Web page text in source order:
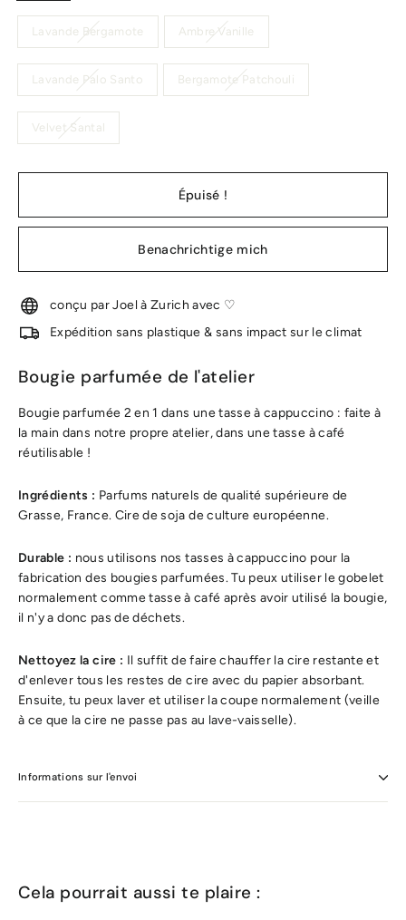
Lavande Bergamote Ambre Vanille
Lavande Palo Santo Bergamote Patchouli
Velvet Santal
Épuisé !
Benachrichtige mich
conçu par Joel à Zurich avec ♡
Expédition sans plastique & sans impact sur le climat
Bougie parfumée de l'atelier
Bougie parfumée 2 en 1 dans une tasse à cappuccino : faite à
la main dans notre propre atelier, dans une tasse à café
réutilisable !
Ingrédients : Parfums naturels de qualité supérieure de
Grasse, France. Cire de soja de culture européenne.
Durable : nous utilisons nos tasses à cappuccino pour la
fabrication des bougies parfumées. Tu peux utiliser le gobelet
normalement comme tasse à café après avoir utilisé la bougie,
il n'y a donc pas de déchets.
Nettoyez la cire : Il suffit de faire chauffer la cire restante et
d'enlever tous les restes de cire avec du papier absorbant.
Ensuite, tu peux laver et utiliser la coupe normalement (veille
à ce que la cire ne passe pas au lave-vaisselle).
Informations sur l'envoi
Cela pourrait aussi te plaire :